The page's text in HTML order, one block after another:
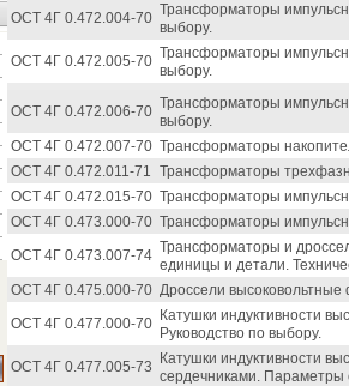
ОСТ 4Г 0.472.004-70 Трансформаторы
выбору.
ОСТ 4Г 0.472.005-70 Трансформаторы
выбору.
ОСТ 4Г 0.472.006-70 Трансформаторы
выбору.
ОСТ 4Г 0.472.007-70 Трансформаторы
ОСТ 4Г 0.472.011-71 Трансформаторы
ОСТ 4Г 0.472.015-70 Трансформаторы
ОСТ 4Г 0.473.000-70 Трансформаторы
ОСТ 4Г 0.473.007-74 Трансформаторы и
единицы и детали.
ОСТ 4Г 0.475.000-70 Дроссели высоковольтные
ОСТ 4Г 0.477.000-70 Катушки индуктивности
Руководство по выбору.
ОСТ 4Г 0.477.005-73
Катушки индуктивности
сердечниками. Параметры